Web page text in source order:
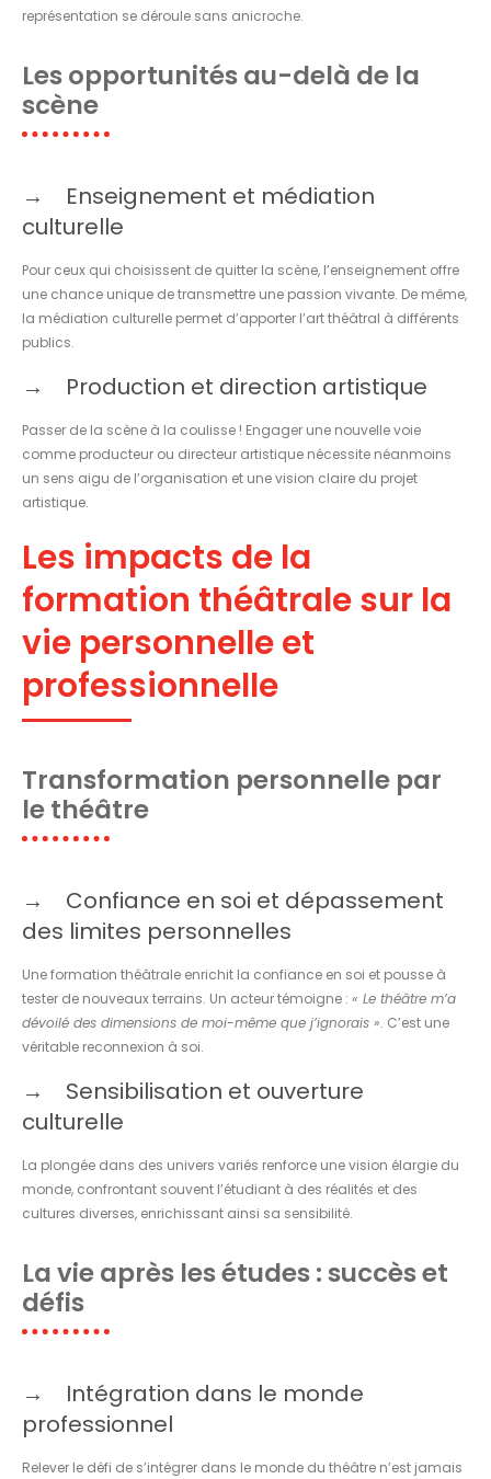
représentation se déroule sans anicroche.
Les opportunités au-delà de la
scène
Enseignement et médiation
culturelle
Pour ceux qui choisissent de quitter la scène, l’enseignement offre
une chance unique de transmettre une passion vivante. De même,
la médiation culturelle permet d’apporter l’art théâtral à différents
publics.
Production et direction artistique
Passer de la scène à la coulisse ! Engager une nouvelle voie
comme producteur ou directeur artistique nécessite néanmoins
un sens aigu de l’organisation et une vision claire du projet
artistique.
Les impacts de la
formation théâtrale sur la
vie personnelle et
professionnelle
Transformation personnelle par
le théâtre
Confiance en soi et dépassement
des limites personnelles
Une formation théâtrale enrichit la confiance en soi et pousse à
tester de nouveaux terrains. Un acteur témoigne : « Le théâtre m’a
dévoilé des dimensions de moi-même que j’ignorais ». C’est une
véritable reconnexion à soi.
Sensibilisation et ouverture
culturelle
La plongée dans des univers variés renforce une vision élargie du
monde, confrontant souvent l’étudiant à des réalités et des
cultures diverses, enrichissant ainsi sa sensibilité.
La vie après les études : succès et
défis
Intégration dans le monde
professionnel
Relever le défi de s’intégrer dans le monde du théâtre n’est jamais